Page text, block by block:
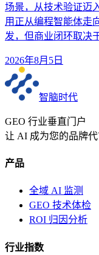
场景，从技术验证迈
用正从编程智能体走
发，但商业闭环取决
2026年8月5日
智脑时代
GEO 行业垂直门户
让 AI 成为您的品牌代
产品
全域 AI 监测
GEO 技术体检
ROI 归因分析
行业指数